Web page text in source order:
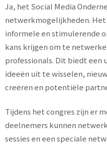
Ja, het Social Media
netwerkmogelijkheden.
informele en stimulerende
kans krijgen om te
professionals. Dit biedt een
ideeën uit te wisselen,
creëren en potentiële
Tijdens het congres zijn er
deelnemers kunnen
sessies en een speciale